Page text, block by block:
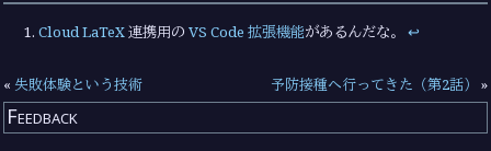
Cloud LaTeX連携用のVS Code 拡張機能があるんだな。↩︎
« 失敗体験という技術 予防接種へ行ってきた（第2話） »
Feedback